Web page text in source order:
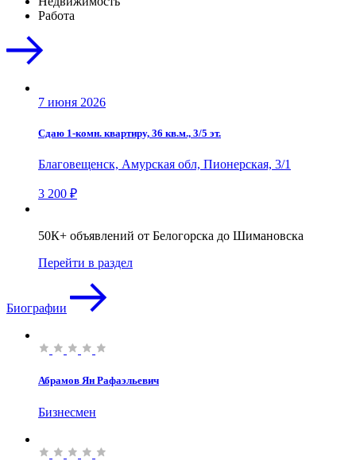
Работа
7 июня 2026
Сдаю 1-комн. квартиру, 36 кв.м., 3/5 эт.
Благовещенск, Амурская обл, Пионерская, 3/1
3 200 ₽
50К+ объявлений от Белогорска до Шимановска
Перейти в раздел
Биографии
Абрамов Ян Рафаэльевич
Бизнесмен